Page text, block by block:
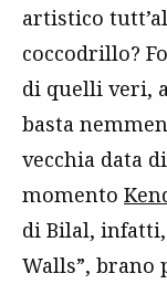
artistico
coccodrillo?
di quelli veri,
basta
vecchia data
momento
di Bilal, infatti,
Walls”, brano